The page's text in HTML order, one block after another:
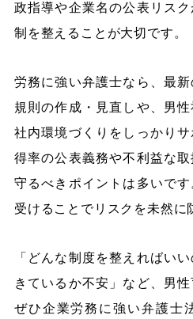
政指導や企業名の公表リス
制を整えることが大切です。
労務に強い弁護士なら、最
規則の作成・見直しや、男
社内環境づくりをしっかり
得率の公表義務や不利益な
守るべきポイントは多いで
受けることでリスクを未然に
「どんな制度を整えればい
きているか不安」など、男
ぜひ企業労務に強い弁護士